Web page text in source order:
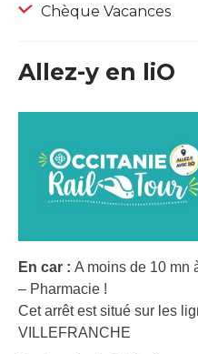
Chèque Vacances
Allez-y en liO
En car : A moins de 10 mn
– Pharmacie !
Cet arrêt est situé sur les
VILLEFRANCHE